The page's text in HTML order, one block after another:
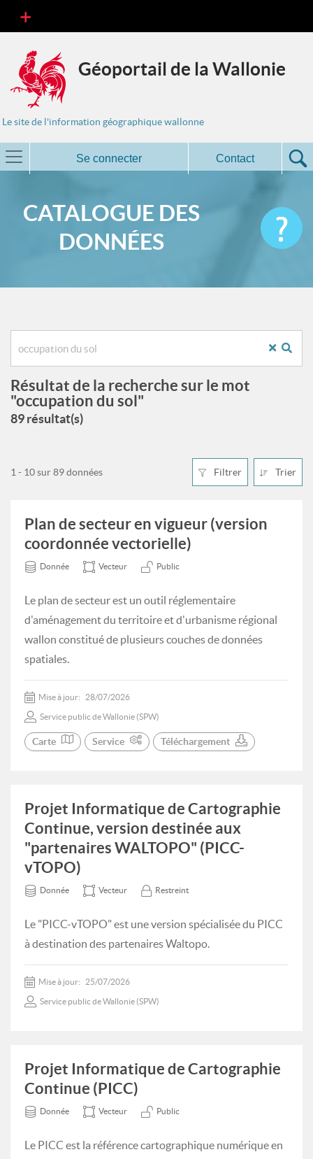
Géoportail de la Wallonie
Le site de l'information géographique wallonne
Se connecter Contact
CATALOGUE DES
DONNÉES
Résultat de la recherche sur le mot
"occupation du sol"
89 résultat(s)
Filtrer Trier
1 - 10 sur 89 données
Plan de secteur en vigueur (version
coordonnée vectorielle)
Donnée Vecteur Public
Le plan de secteur est un outil réglementaire
d'aménagement du territoire et d'urbanisme régional
wallon constitué de plusieurs couches de données
spatiales.
Mise à jour: 28/07/2026
Service public de Wallonie (SPW)
Carte Service Téléchargement
Projet Informatique de Cartographie
Continue, version destinée aux
"partenaires WALTOPO" (PICC-
vTOPO)
Donnée Vecteur Restreint
Le "PICC-vTOPO" est une version spécialisée du PICC
à destination des partenaires Waltopo.
Mise à jour: 25/07/2026
Service public de Wallonie (SPW)
Projet Informatique de Cartographie
Continue (PICC)
Donnée Vecteur Public
Le PICC est la référence cartographique numérique en